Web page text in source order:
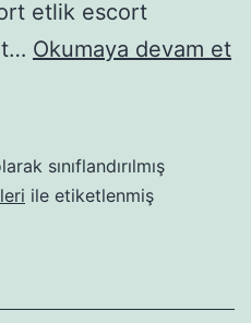
etlik escort
Okumaya devam et
sınıflandırılmış
ile etiketlenmiş